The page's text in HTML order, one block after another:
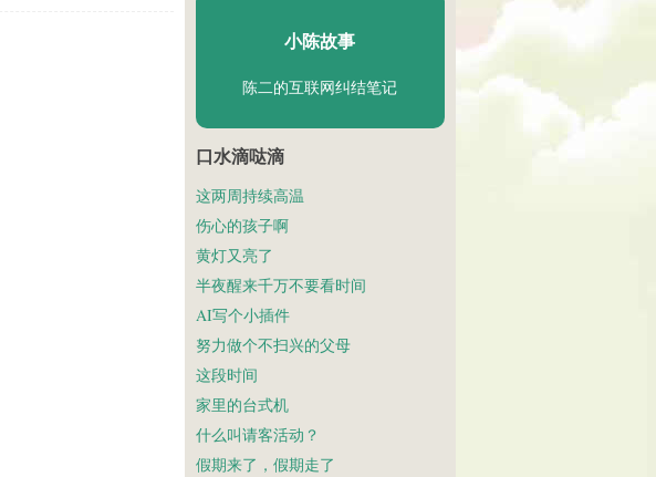
小陈故事
陈二的互联网纠结笔记
口水滴哒滴
这两周持续高温
伤心的孩子啊
黄灯又亮了
半夜醒来千万不要看时间
AI写个小插件
努力做个不扫兴的父母
这段时间
家里的台式机
什么叫请客活动？
假期来了，假期走了